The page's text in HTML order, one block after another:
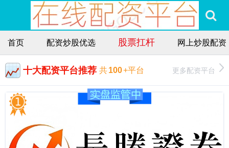
首页 配资炒股优选 股票扛杆 网上炒股配资
十大配资平台推荐 共100+平台 更多配资平台